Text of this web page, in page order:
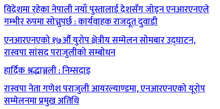
विदेशमा रहेका नेपाली नयाँ पुस्तालाई देशसँग जोड्न एनआरएनएले
गम्भीर रुपमा सोच्नुपर्छ : कार्यवाहक राजदूत दुवाडी
एनआरएनएको १७औँ युरोप क्षेत्रीय सम्मेलन सोमबार उद्घाटन,
रास्वपा सांसद पराजुलीको सम्बोधन
हार्दिक श्रद्धाञ्जली : निम्सदाइ
रास्वपा नेता गणेश पराजुली आयरल्याण्डमा, एनआरएनएको यूरोप
सम्मेलनमा प्रमुख अतिथि